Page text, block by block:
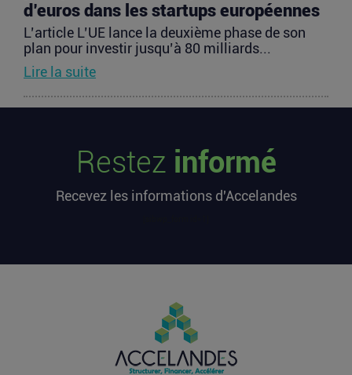
d’euros dans les startups européennes
L’article L’UE lance la deuxième phase de son
plan pour investir jusqu’à 80 milliards...
Lire la suite
millions d’euros cette semaine
L’article Les startups françaises ont levé 113
premier sur...
chez OpenAI pour se soigner
L’article Après une pause de 3 mois, la Française
Fidji Simo quitte son poste chez OpenAI pour se
Restez informé
Recevez les informations d'Accelandes